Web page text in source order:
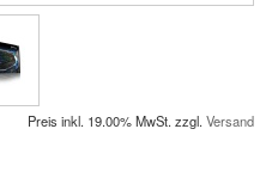
Preis inkl. 19.00% MwSt. zzgl. Versand